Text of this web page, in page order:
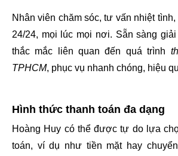
Nhân viên chăm sóc, tư vấn nhiệt
24/24, mọi lúc mọi nơi. Sẵn sàng
thắc mắc liên quan đến quá trình
TPHCM, phục vụ nhanh chóng, hiệu
Hình thức thanh toán đa dạng
Hoàng Huy có thể được tự do lựa
toán, ví dụ như tiền mặt hay